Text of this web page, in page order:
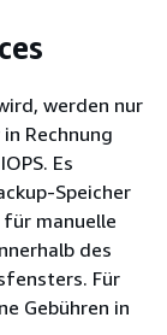
werden nur
Rechnung
Es
Speicher
für manuelle
des
Für
Gebühren in